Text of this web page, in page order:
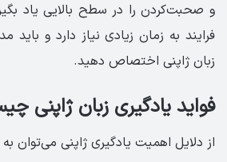
و صحبت‌کردن را در سطح بالایی یاد
فرایند به زمان زیادی نیاز دارد و باید
زبان ژاپنی اختصاص دهید.
فواید یادگیری زبان ژاپنی
از دلایل اهمیت یادگیری ژاپنی می‌توان به